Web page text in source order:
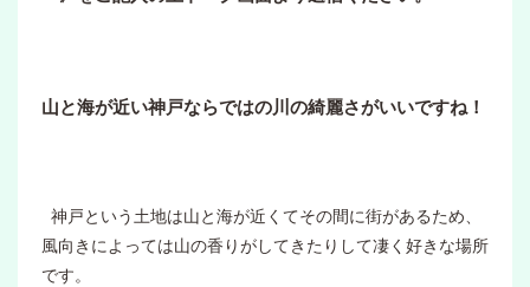
山と海が近い神戸ならではの川の綺麗さがいいですね！
神戸という土地は山と海が近くてその間に街があるため、
風向きによっては山の香りがしてきたりして凄く好きな場所
です。